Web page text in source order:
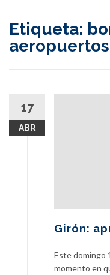
Etiqueta:
17
ABR
Girón:
Este domingo
momento en